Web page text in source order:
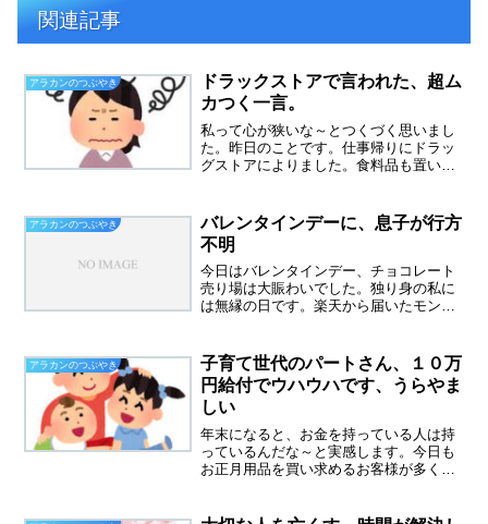
関連記事
アラカンのつぶやき
ドラックストアで言われた、超ム
カつく一言。
私って心が狭いな～とつくづく思いまし
た。昨日のことです。仕事帰りにドラッ
グストアによりました。食料品も置いて
ックが９８円、なんでも安い。そのせい
か、夕方はいつも混んでい...
アラカンのつぶやき
バレンタインデーに、息子が行方
不明
今日はバレンタインデー、チョコレート
売り場は大賑わいでした。独り身の私に
は無縁の日です。楽天から届いたモンロ
大量すぎたかも、食べ出したら止まらな
くなります。明日、同僚に...
アラカンのつぶやき
子育て世代のパートさん、１０万
円給付でウハウハです、うらやま
しい
年末になると、お金を持っている人は持
っているんだな～と実感します。今日も
お正月用品を買い求めるお客様が多く、
せんが、一つ６００円もするかまぼこは